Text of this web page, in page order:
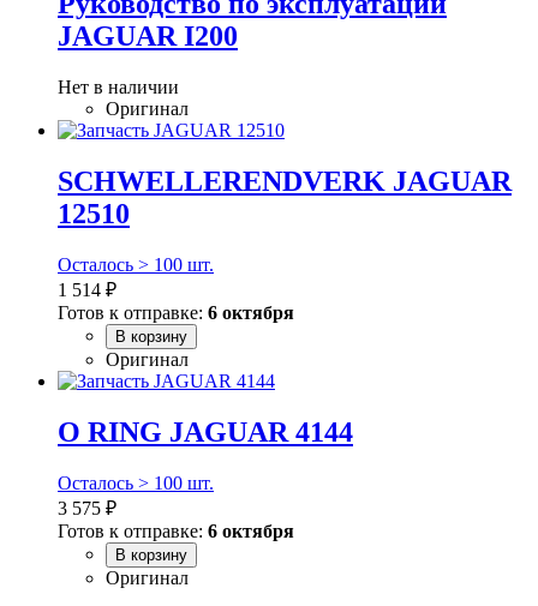
JAGUAR I200
Нет в наличии
Оригинал
SCHWELLERENDVERK JAGUAR
12510
Осталось > 100 шт.
1 514 ₽
Готов к отправке: 6 октября
В корзину
Оригинал
O RING JAGUAR 4144
Осталось > 100 шт.
3 575 ₽
Готов к отправке: 6 октября
В корзину
Оригинал